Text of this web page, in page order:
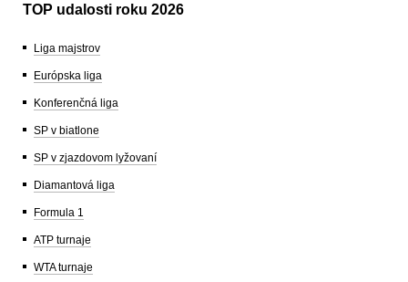
TOP udalosti roku 2026
Liga majstrov
Európska liga
Konferenčná liga
SP v biatlone
SP v zjazdovom lyžovaní
Diamantová liga
Formula 1
ATP turnaje
WTA turnaje